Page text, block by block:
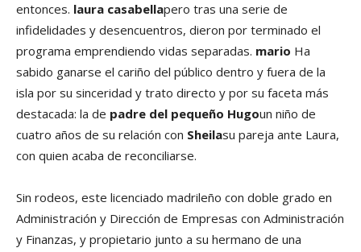
entonces. laura casabellapero tras una serie de
infidelidades y desencuentros, dieron por terminado el
programa emprendiendo vidas separadas. mario Ha
sabido ganarse el cariño del público dentro y fuera de la
isla por su sinceridad y trato directo y por su faceta más
destacada: la de padre del pequeño Hugoun niño de
cuatro años de su relación con Sheilasu pareja ante Laura,
con quien acaba de reconciliarse.
Sin rodeos, este licenciado madrileño con doble grado en
Administración y Dirección de Empresas con Administración
y Finanzas, y propietario junto a su hermano de una